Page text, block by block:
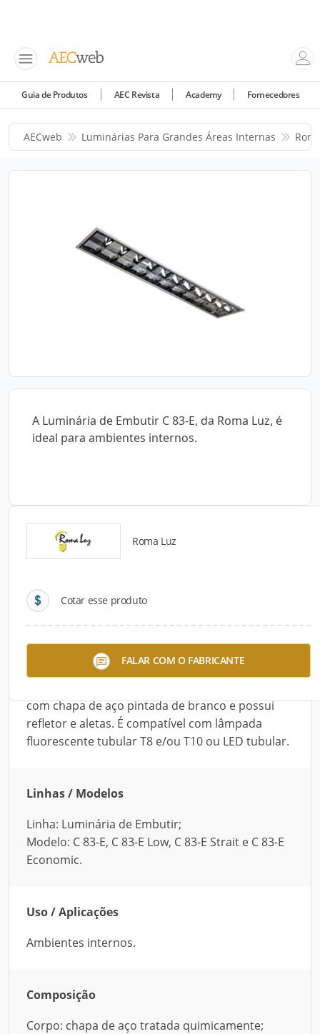
Guia de Produtos AEC Revista Academy Fornecedores
AECweb Luminárias Para Grandes Áreas Internas
A Luminária de Embutir C 83-E, da Roma Luz, é
ideal para ambientes internos.
Roma Luz
Cotar esse produto
FALAR COM O FABRICANTE
Detalhes do produto
Descrição do Produto
A Luminária de Embutir C 83-E, da Roma Luz, é
ideal para ambientes internos. Disponível em
com chapa de aço pintada de branco e possui
refletor e aletas. É compatível com lâmpada
fluorescente tubular T8 e/ou T10 ou LED tubular.
Linhas / Modelos
Linha: Luminária de Embutir;
Modelo: C 83-E, C 83-E Low, C 83-E Strait e C 83-E
Economic.
Uso / Aplicações
Ambientes internos.
Composição
Corpo: chapa de aço tratada quimicamente;